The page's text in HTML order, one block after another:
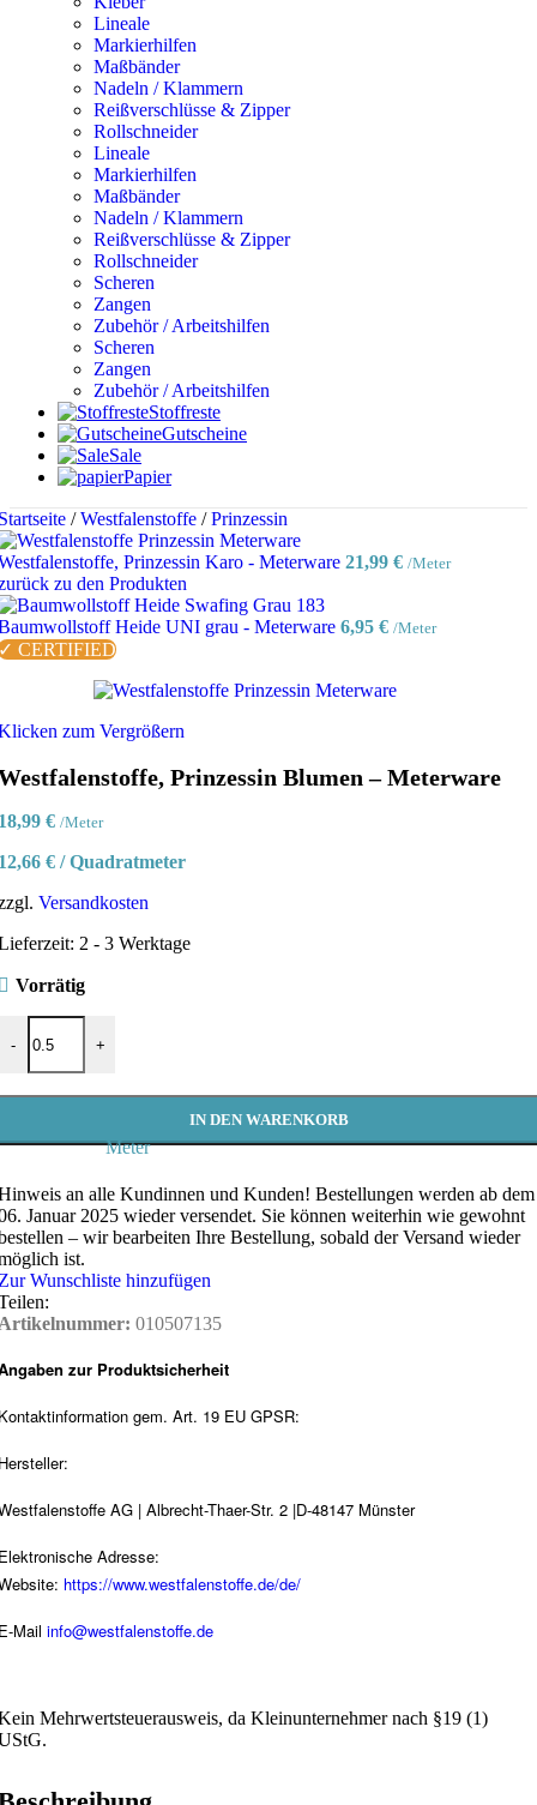
Lineale
Markierhilfen
Maßbänder
Nadeln / Klammern
Reißverschlüsse & Zipper
Rollschneider
Lineale
Markierhilfen
Maßbänder
Nadeln / Klammern
Reißverschlüsse & Zipper
Rollschneider
Scheren
Zangen
Zubehör / Arbeitshilfen
Scheren
Zangen
Zubehör / Arbeitshilfen
Stoffreste
Gutscheine
Sale
Papier
/ Westfalenstoffe / Prinzessin
Prinzessin Karo - Meterware 21,99 € /Meter
zu den Produkten
Heide UNI grau - Meterware 6,95 € /Meter
CERTIFIED
zum Vergrößern
Prinzessin Blumen – Meterware
€ /Meter
€ /Quadratmeter
Versandkosten
2 - 3 Werktage
Vorrätig
-
Prinzessin Blumen - Meterware Menge
+
Meter
IN DEN WARENKORB
an alle Kundinnen und Kunden! Bestellungen werden ab dem
Januar 2025 wieder versendet. Sie können weiterhin wie gewohnt
– wir bearbeiten Ihre Bestellung, sobald der Versand wieder
ist.
Wunschliste hinzufügen
010507135
zur Produktsicherheit
gem. Art. 19 EU GPSR:
AG | Albrecht-Thaer-Str. 2 |D-48147 Münster
Adresse:
https://www.westfalenstoffe.de/de/
Mail info@westfalenstoffe.de
Mehrwertsteuerausweis, da Kleinunternehmer nach §19 (1)